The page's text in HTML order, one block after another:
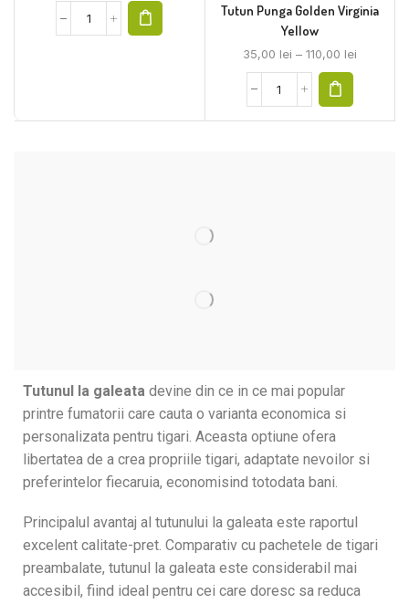
Tutun Punga Golden Virginia
Yellow
35,00 lei – 110,00 lei
Tutunul la galeata devine din ce in ce mai popular
printre fumatorii care cauta o varianta economica si
personalizata pentru tigari. Aceasta optiune ofera
libertatea de a crea propriile tigari, adaptate nevoilor si
preferintelor fiecaruia, economisind totodata bani.
Principalul avantaj al tutunului la galeata este raportul
excelent calitate-pret. Comparativ cu pachetele de tigari
preambalate, tutunul la galeata este considerabil mai
accesibil, fiind ideal pentru cei care doresc sa reduca